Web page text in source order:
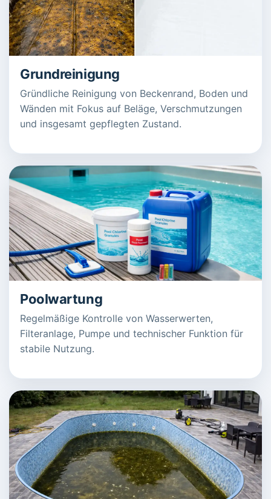
Grundreinigung
Gründliche Reinigung von Beckenrand, Boden und
Wänden mit Fokus auf Beläge, Verschmutzungen
und insgesamt gepflegten Zustand.
Poolwartung
Regelmäßige Kontrolle von Wasserwerten,
Filteranlage, Pumpe und technischer Funktion für
stabile Nutzung.